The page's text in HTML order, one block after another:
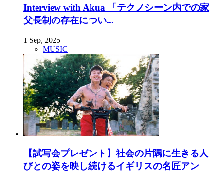
Interview with Akua 「テクノシーン内での家
父長制の存在につい...
1 Sep, 2025
MUSIC
【試写会プレゼント】社会の片隅に生きる人
びとの姿を映し続けるイギリスの名匠アン